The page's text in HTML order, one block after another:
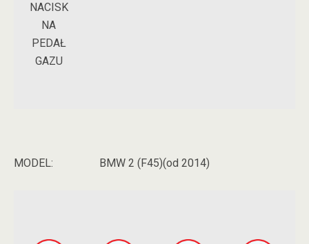
NACISK
NA
PEDAŁ
GAZU
MODEL: BMW 2 (F45)(od 2014)